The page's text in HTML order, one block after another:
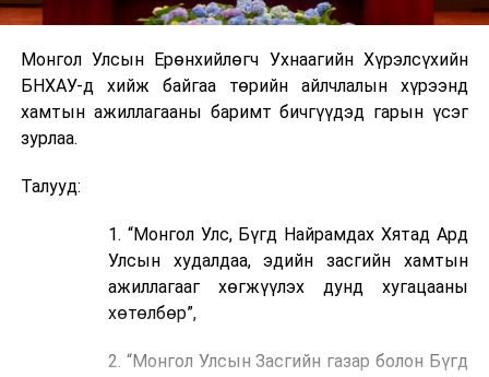
Монгол Улсын Ерөнхийлөгч Ухнаагийн Хүрэлсүхийн
БНХАУ-д хийж байгаа төрийн айлчлалын хүрээнд
хамтын ажиллагааны баримт бичгүүдэд гарын үсэг
зурлаа.
Талууд:
1. “Монгол Улс, Бүгд Найрамдах Хятад Ард
Улсын худалдаа, эдийн засгийн хамтын
ажиллагааг хөгжүүлэх дунд хугацааны
хөтөлбөр”,
2. “Монгол Улсын Засгийн газар болон Бүгд